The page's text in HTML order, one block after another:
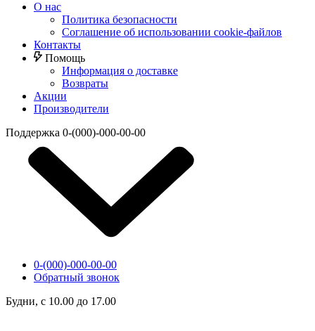
О нас
Политика безопасности
Соглашение об использовании cookie-файлов
Контакты
Помощь
Информация о доставке
Возвраты
Акции
Производители
Поддержка 0-(000)-000-00-00
0-(000)-000-00-00
Обратный звонок
Будни, с 10.00 до 17.00